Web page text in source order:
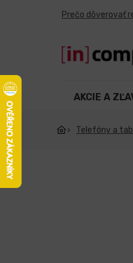
Prečo dôverovať
AKCIE A
Telefóny a